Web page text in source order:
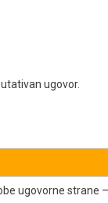
ugovor.
ugovorne strane